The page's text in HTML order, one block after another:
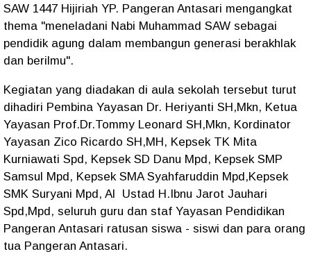
SAW 1447 Hijiriah YP. Pangeran Antasari mengangkat
thema "meneladani Nabi Muhammad SAW sebagai
pendidik agung dalam membangun generasi berakhlak
dan berilmu".
Kegiatan yang diadakan di aula sekolah tersebut turut
dihadiri Pembina Yayasan Dr. Heriyanti SH,Mkn, Ketua
Yayasan Prof.Dr.Tommy Leonard SH,Mkn, Kordinator
Yayasan Zico Ricardo SH,MH, Kepsek TK Mita
Kurniawati Spd, Kepsek SD Danu Mpd, Kepsek SMP
Samsul Mpd, Kepsek SMA Syahfaruddin Mpd,Kepsek
SMK Suryani Mpd, Al Ustad H.Ibnu Jarot Jauhari
Spd,Mpd, seluruh guru dan staf Yayasan Pendidikan
Pangeran Antasari ratusan siswa - siswi dan para orang
tua Pangeran Antasari.